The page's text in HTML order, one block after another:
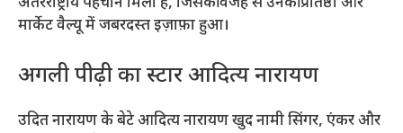
मार्केट वैल्यू में जबरदस्त इज़ाफ़ा हुआ।
अगली पीढ़ी का स्टार आदित्य नारायण
उदित नारायण के बेटे आदित्य नारायण खुद नामी सिंगर, एंकर और